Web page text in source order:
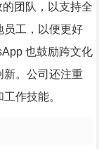
团队，以支持全
员工，以便更好
也鼓励跨文化
新。公司还注重
作技能。